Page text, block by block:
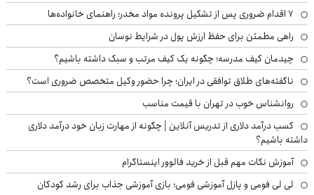
۷ اقدام ضروری پس از تشکیل پرونده مواد مخدر؛ راهنمای خانواده‌ها
راهی مطمئن برای حفظ ارزش پول در شرایط نوسان
چیدمان کیف مدرسه؛ چگونه یک کیف مرتب و سبک داشته باشیم؟
ناگفته‌های طلاق توافقی در ایران؛ چرا حضور وکیل متخصص ضروری است؟
روانشناس خوب در تهران با قیمت مناسب
کسب درآمد دلاری از تدریس آنلاین | چگونه از مهارت زبان خود درآمد دلاری
داشته باشیم؟
آموزش نکات مهم قبل از خرید فالوور اینستاگرام
لی لی فومی و پازل آموزشی فومی؛ بازی آموزشی جذاب برای رشد کودکان